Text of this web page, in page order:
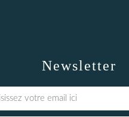
Newsletter